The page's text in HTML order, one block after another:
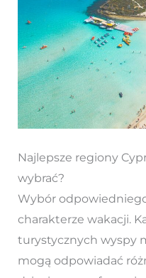
Najlepsze regiony
wybrać?
Wybór
charakterze wakacji.
turystycznych wyspy
mogą odpowiadać